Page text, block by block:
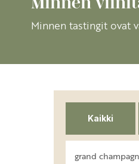
Minnen tastingit ovat
Kaikki